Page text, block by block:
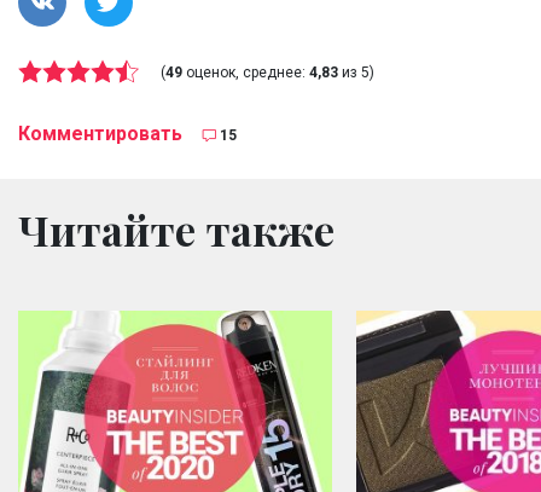
(49 оценок, среднее: 4,83 из 5)
Комментировать 15
Читайте также